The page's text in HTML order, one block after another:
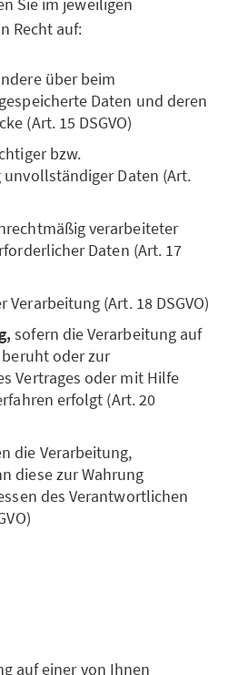
Recht auf:
über beim
Daten und deren
(Art. 15 DSGVO)
bzw.
Daten (Art.
verarbeiteter
Daten (Art. 17
Verarbeitung (Art. 18 DSGVO)
sofern die Verarbeitung auf
oder zur
Vertrages oder mit Hilfe
erfolgt (Art. 20
die Verarbeitung,
diese zur Wahrung
des Verantwortlichen
auf einer von Ihnen